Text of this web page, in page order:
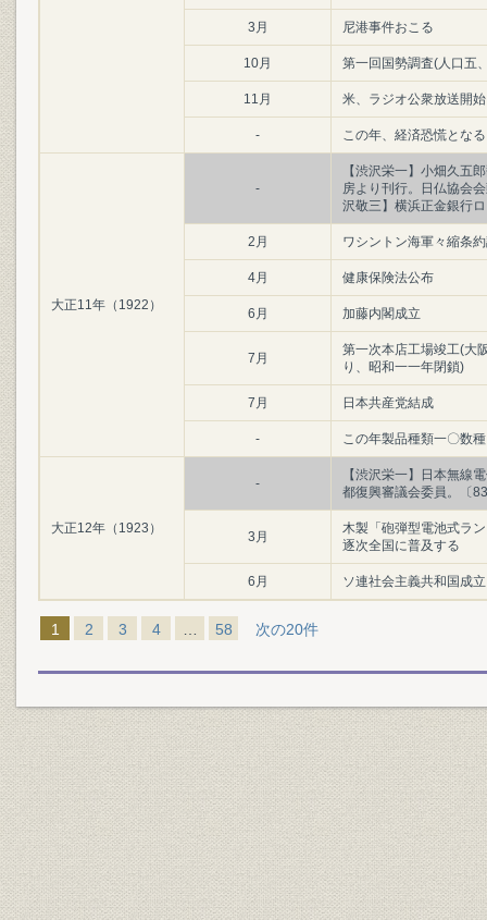
3月 尼港事件おこる
10月 第一回国勢調査(人口五
11月 米、ラジオ公衆放送開始
- この年、経済恐慌となる
大正11年（1922）
-
【渋沢栄一】小畑久五
房より刊行。日仏協会
沢敬三】横浜正金銀行
2月 ワシントン海軍々縮条
4月 健康保険法公布
6月 加藤内閣成立
7月
第一次本店工場竣工(大
り、昭和一一年閉鎖)
7月 日本共産党結成
- この年製品種類一〇数
大正12年（1923）
-
【渋沢栄一】日本無線
都復興審議会委員。〔
3月
木製「砲弾型電池式ラ
逐次全国に普及する
6月 ソ連社会主義共和国成立
1 2 3 4 58 次の20件